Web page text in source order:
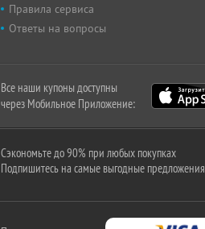
Правила сервиса
Ответы на вопросы
Все наши купоны доступны
через Мобильное Приложение:
Сэкономьте до 90% при любых покупках
Подпишитесь на самые выгодные предложения